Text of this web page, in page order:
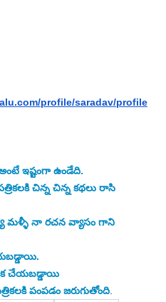
profile/saradav/profile
ఇష్టంగా ఉండేది.
చిన్న చిన్న కథలు రాసి
నా రచన వ్యాసం గాని
చేయబడ్డాయి
పంపడం జరుగుతోంది